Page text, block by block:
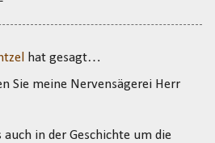
hat gesagt…
Sie meine Nervensägerei Herr
auch in der Geschichte um die